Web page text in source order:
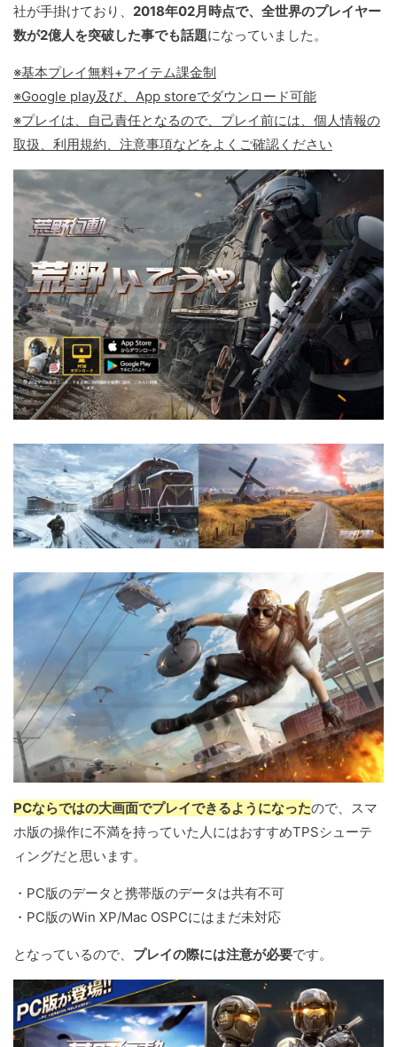
社が手掛けており、 2018年02月時点で、全世界のプレイヤー
数が2億人を突破した事でも話題になっていました。
※基本プレイ無料+アイテム課金制
※Google play及び、App storeでダウンロード可能
※プレイは、自己責任となるので、プレイ前には、個人情報の
取扱、利用規約、注意事項などをよくご確認ください
PCならではの大画面でプレイできるようになったので、スマ
ホ版の操作に不満を持っていた人にはおすすめTPSシューテ
ィングだと思います。
・PC版のデータと携帯版のデータは共有不可
・PC版のWin XP/Mac OSPCにはまだ未対応
となっているので、 プレイの際には注意が必要です。